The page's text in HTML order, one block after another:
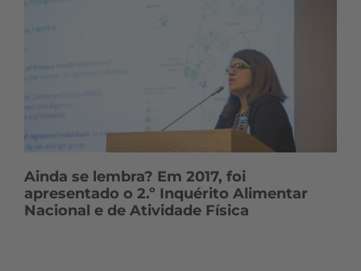
Ainda se lembra? Em 2017, foi
apresentado o 2.º Inquérito Alimentar
Nacional e de Atividade Física